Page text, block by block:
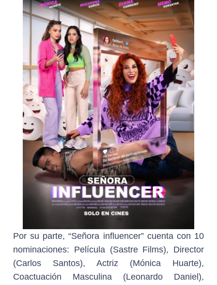
Por su parte, “Señora influencer” cuenta con 10
nominaciones: Película (Sastre Films), Director
(Carlos Santos), Actriz (Mónica Huarte),
Coactuación Masculina (Leonardo Daniel),